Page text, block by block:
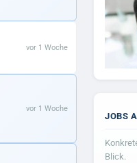
vor 1 Woche
vor 1 Woche
JOBS
Blick.